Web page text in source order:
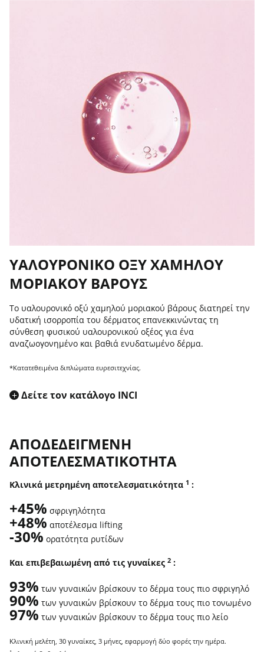
ΥΑΛΟΥΡΟΝΙΚΟ ΟΞΥ ΧΑΜΗΛΟΥ
ΜΟΡΙΑΚΟΥ ΒΑΡΟΥΣ
Το υαλουρονικό οξύ χαμηλού μοριακού βάρους διατηρεί την
υδατική ισορροπία του δέρματος επανεκκινώντας τη
σύνθεση φυσικού υαλουρονικού οξέος για ένα
αναζωογονημένο και βαθιά ενυδατωμένο δέρμα.
*Κατατεθειμένα διπλώματα ευρεσιτεχνίας.
+ Δείτε τον κατάλογο INCI
ΑΠΟΔΕΔΕΙΓΜΈΝΗ
ΑΠΟΤΕΛΕΣΜΑΤΙΚΌΤΗΤΑ
Κλινικά μετρημένη αποτελεσματικότητα 1 :
+45% σφριγηλότητα
+48% αποτέλεσμα lifting
-30% ορατότητα ρυτίδων
Και επιβεβαιωμένη από τις γυναίκες 2 :
93% των γυναικών βρίσκουν το δέρμα τους πιο σφριγηλό
90% των γυναικών βρίσκουν το δέρμα τους πιο τονωμένο
97% των γυναικών βρίσκουν το δέρμα τους πιο λείο
Κλινική μελέτη, 30 γυναίκες, 3 μήνες, εφαρμογή δύο φορές την ημέρα.